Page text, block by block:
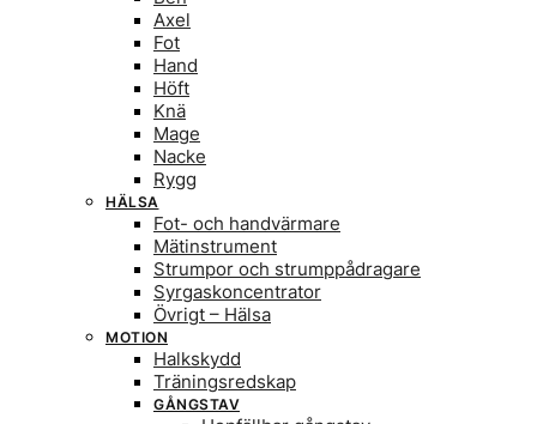
Axel
Fot
Hand
Höft
Knä
Mage
Nacke
Rygg
HÄLSA
Fot- och handvärmare
Mätinstrument
Strumpor och strumppådragare
Syrgaskoncentrator
Övrigt – Hälsa
MOTION
Halkskydd
Träningsredskap
GÅNGSTAV